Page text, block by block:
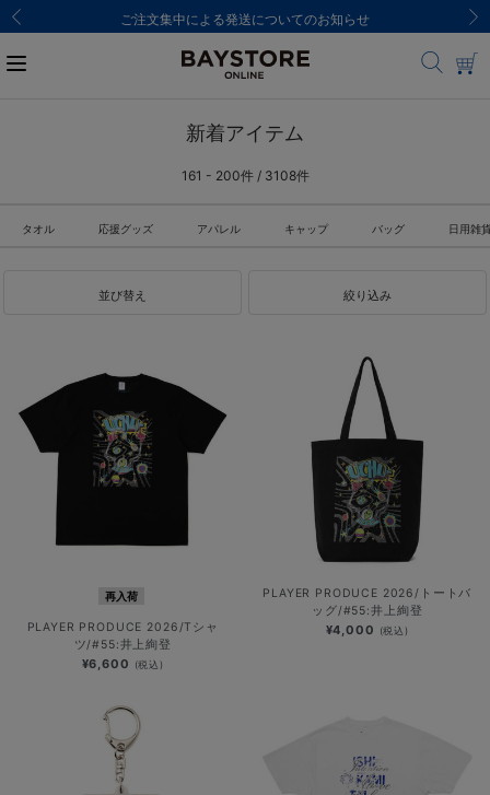
ご注文集中による発送についてのお知らせ
新着アイテム
161 - 200件 / 3108件
タオル 応援グッズ アパレル キャップ バッグ 日用雑
並び替え 絞り込み
再入荷
PLAYER PRODUCE 2026/Tシャ
ツ/#55:井上絢登
¥6,600 (税込)
PLAYER PRODUCE 2026/トートバ
ッグ/#55:井上絢登
¥4,000 (税込)